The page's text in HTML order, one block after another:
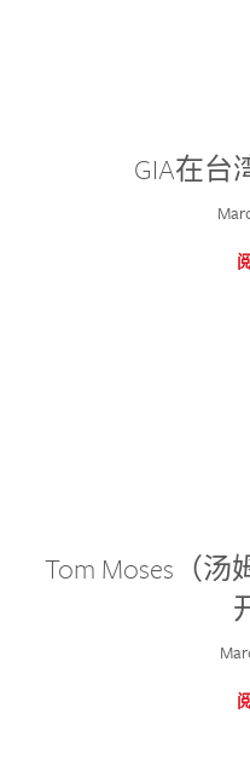
GIA在台
Tom Moses（